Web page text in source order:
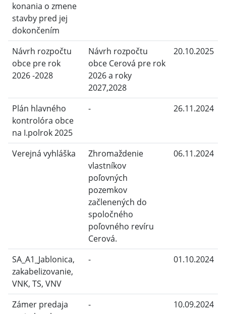
konania o zmene
stavby pred jej
dokončením
Návrh rozpočtu
obce pre rok
2026 -2028
Návrh rozpočtu
obce Cerová pre rok
2026 a roky
2027,2028
20.10.2025
Plán hlavného
kontrolóra obce
na I.polrok 2025
- 26.11.2024
Verejná vyhláška
Zhromaždenie
vlastníkov
poľovných
pozemkov
začlenených do
spoločného
poľovného revíru
Cerová.
06.11.2024
SA_A1_Jablonica,
zakabelizovanie,
VNK, TS, VNV
- 01.10.2024
Zámer predaja
- 10.09.2024